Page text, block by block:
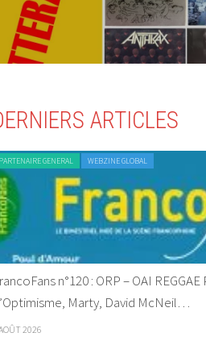
ARTICLES
GENERAL WEBZINE GLOBAL
n°120 : ORP – OAI
Marty, David McNeil…
2026